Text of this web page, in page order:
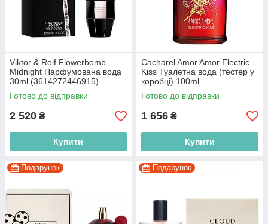
Viktor & Rolf Flowerbomb
Midnight Парфумована вода
30ml (3614272446915)
Готово до відправки
2 520 ₴
Купити
Cacharel Amor Amor Electric
Kiss Туалетна вода (тестер у
коробці) 100ml
(3614272370241)
Готово до відправки
1 656 ₴
Купити
Подарунок Подарунок